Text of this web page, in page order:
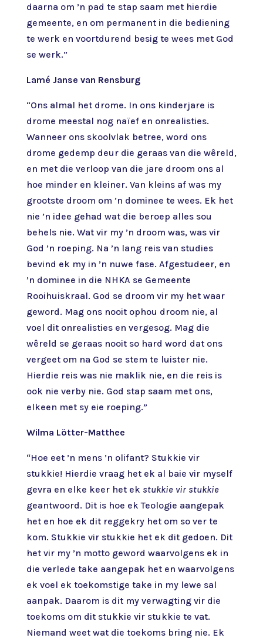
daarna om ’n pad te stap saam met hierdie
gemeente, en om permanent in die bediening
te werk en voortdurend besig te wees met God
se werk.”
Lamé Janse van Rensburg
“Ons almal het drome. In ons kinderjare is
drome meestal nog naïef en onrealisties.
Wanneer ons skoolvlak betree, word ons
drome gedemp deur die geraas van die wêreld,
en met die verloop van die jare droom ons al
hoe minder en kleiner. Van kleins af was my
grootste droom om ’n dominee te wees. Ek het
nie ’n idee gehad wat die beroep alles sou
behels nie. Wat vir my ’n droom was, was vir
God ’n roeping. Na ’n lang reis van studies
bevind ek my in ’n nuwe fase. Afgestudeer, en
’n dominee in die NHKA se Gemeente
Rooihuiskraal. God se droom vir my het waar
geword. Mag ons nooit ophou droom nie, al
voel dit onrealisties en vergesog. Mag die
wêreld se geraas nooit so hard word dat ons
vergeet om na God se stem te luister nie.
Hierdie reis was nie maklik nie, en die reis is
ook nie verby nie. God stap saam met ons,
elkeen met sy eie roeping.”
Wilma Lötter-Matthee
“Hoe eet ’n mens ’n olifant? Stukkie vir
stukkie! Hierdie vraag het ek al baie vir myself
gevra en elke keer het ek stukkie vir stukkie
geantwoord. Dit is hoe ek Teologie aangepak
het en hoe ek dit reggekry het om so ver te
kom. Stukkie vir stukkie het ek dit gedoen. Dit
het vir my ’n motto geword waarvolgens ek in
die verlede take aangepak het en waarvolgens
ek voel ek toekomstige take in my lewe sal
aanpak. Daarom is dit my verwagting vir die
toekoms om dit stukkie vir stukkie te vat.
Niemand weet wat die toekoms bring nie. Ek